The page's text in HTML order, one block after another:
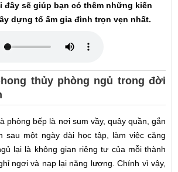
đây sẽ giúp bạn có thêm những kiến
dựng tổ ấm gia đình trọn vẹn nhất.
thủy phòng ngủ trong đời
phòng bếp là nơi sum vầy, quây quần, gắn
sau một ngày dài học tập, làm việc căng
lại là không gian riêng tư của mỗi thành
ngơi và nạp lại năng lượng. Chính vì vậy,